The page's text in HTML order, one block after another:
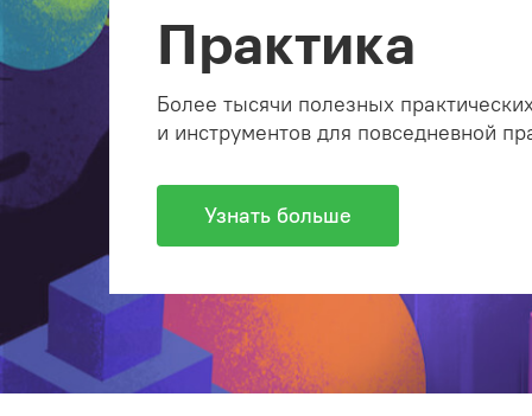
Практика
Более тысячи полезных
и инструментов для повседневной
Узнать больше